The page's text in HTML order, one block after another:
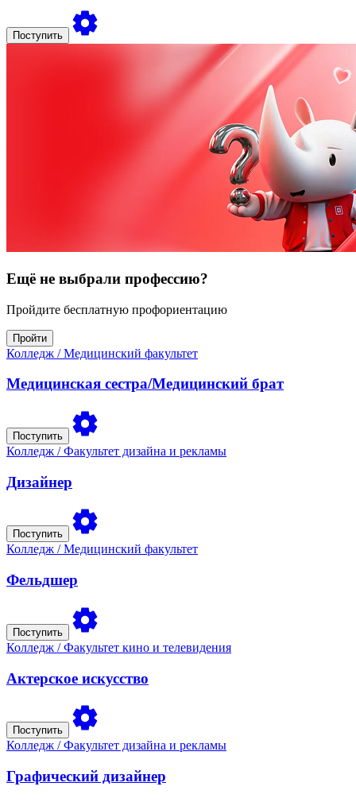
Поступить
Ещё не выбрали профессию?
Пройдите бесплатную профориентацию
Пройти
Колледж / Медицинский факультет
Медицинская сестра/Медицинский брат
Поступить
Колледж / Факультет дизайна и рекламы
Дизайнер
Поступить
Колледж / Медицинский факультет
Фельдшер
Поступить
Колледж / Факультет кино и телевидения
Актерское искусство
Поступить
Колледж / Факультет дизайна и рекламы
Графический дизайнер